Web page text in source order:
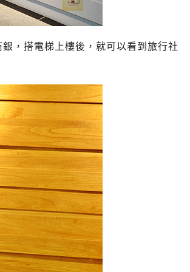
，搭電梯上樓後，就可以看到旅行社